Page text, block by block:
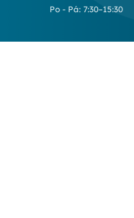
Po - Pá: 7:30–15:30